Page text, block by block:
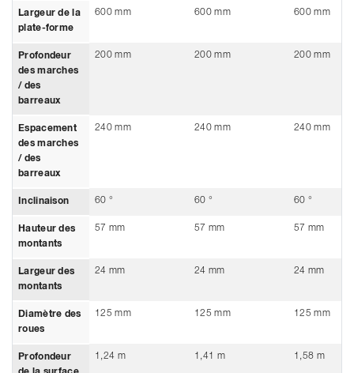
Largeur de la
plate-forme
600 mm 600 mm 600 mm
Profondeur
des marches
/ des
barreaux
200 mm 200 mm 200 mm
Espacement
des marches
/ des
barreaux
240 mm 240 mm 240 mm
Inclinaison 60 ° 60 ° 60 °
Hauteur des
montants
57 mm 57 mm 57 mm
Largeur des
montants
24 mm 24 mm 24 mm
Diamètre des
roues
125 mm 125 mm 125 mm
Profondeur
1,24 m 1,41 m 1,58 m